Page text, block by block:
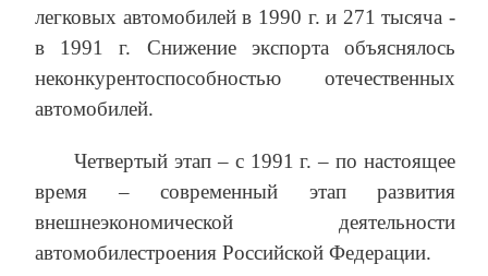
легковых автомобилей в 1990 г. и 271 тысяча -
в 1991 г. Снижение экспорта объяснялось
неконкурентоспособностью отечественных
автомобилей.
Четвертый этап – с 1991 г. – по настоящее
время – современный этап развития
внешнеэкономической деятельности
автомобилестроения Российской Федерации.